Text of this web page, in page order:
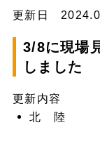
更新日
3/8に現場
しました
更新内容
北 陸 1